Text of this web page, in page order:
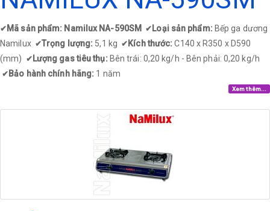
✔Mã sản phẩm: Namilux NA-590SM ✔Loại sản phẩm: Bếp ga dương
Namilux ✔Trọng lượng: 5,1 kg ✔Kích thước: C140 x R350 x D590
(mm) ✔Lượng gas tiêu thụ: Bên trái: 0,20 kg/h - Bên phải: 0,20 kg/h
✔Bảo hành chính hãng: 1 năm
Xem thêm...